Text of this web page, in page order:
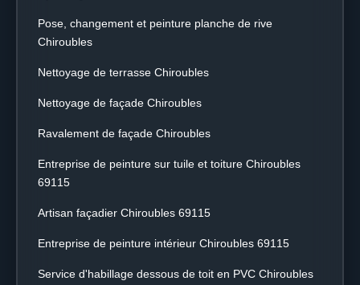
Pose, changement et peinture planche de rive
Chiroubles
Nettoyage de terrasse Chiroubles
Nettoyage de façade Chiroubles
Ravalement de façade Chiroubles
Entreprise de peinture sur tuile et toiture Chiroubles
69115
Artisan façadier Chiroubles 69115
Entreprise de peinture intérieur Chiroubles 69115
Service d'habillage dessous de toit en PVC Chiroubles